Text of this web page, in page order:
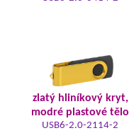
zlatý hliníkový kryt,
modré plastové tělo
USB6-2.0-2114-2